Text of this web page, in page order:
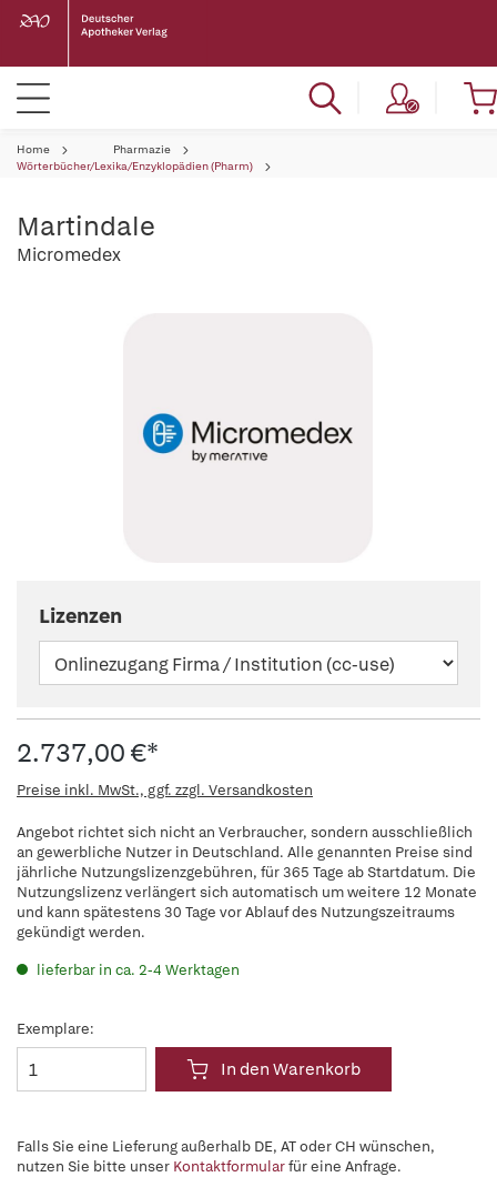
Home
Pharmazie
Wörterbücher/Lexika/Enzyklopädien (Pharm)
Martindale
Micromedex
Lizenzen
2.737,00 €*
Preise inkl. MwSt., ggf. zzgl. Versandkosten
Angebot richtet sich nicht an Verbraucher, sondern ausschließlich
an gewerbliche Nutzer in Deutschland. Alle genannten Preise sind
jährliche Nutzungslizenzgebühren, für 365 Tage ab Startdatum. Die
Nutzungslizenz verlängert sich automatisch um weitere 12 Monate
und kann spätestens 30 Tage vor Ablauf des Nutzungszeitraums
gekündigt werden.
lieferbar in ca. 2-4 Werktagen
Exemplare:
In den Warenkorb
Falls Sie eine Lieferung außerhalb DE, AT oder CH wünschen,
nutzen Sie bitte unser Kontaktformularfür eine Anfrage.